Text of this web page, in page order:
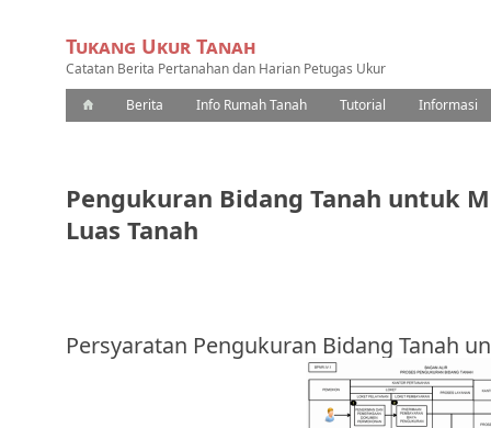
Tukang Ukur Tanah
Catatan Berita Pertanahan dan Harian Petugas Ukur
Berita
Info Rumah Tanah Tutorial Informasi
Pengukuran Bidang Tanah untuk
Luas Tanah
Persyaratan Pengukuran Bidang Tanah